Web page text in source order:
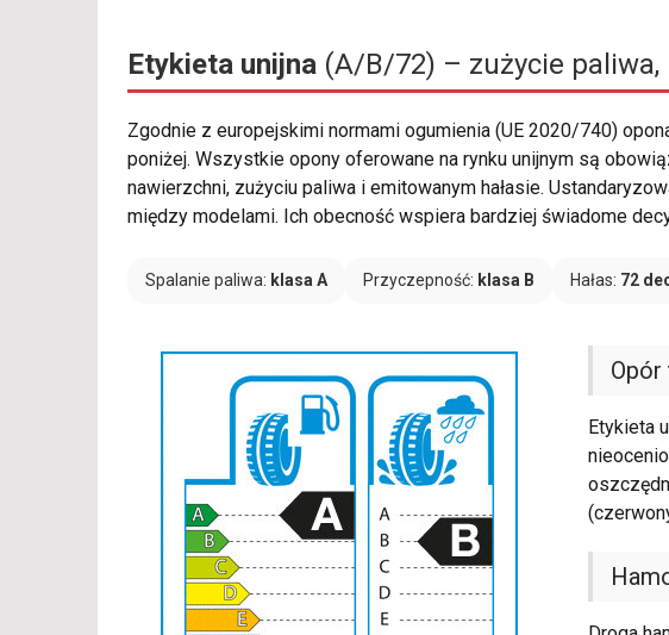
Etykieta unijna (A/B/72) – zużycie paliwa,
Zgodnie z europejskimi normami ogumienia (UE 2020/740)
poniżej. Wszystkie opony oferowane na rynku unijnym są
nawierzchni, zużyciu paliwa i emitowanym hałasie.
między modelami. Ich obecność wspiera bardziej świadome
Spalanie paliwa: klasa A Przyczepność: klasa B Hałas: 72
Etykieta